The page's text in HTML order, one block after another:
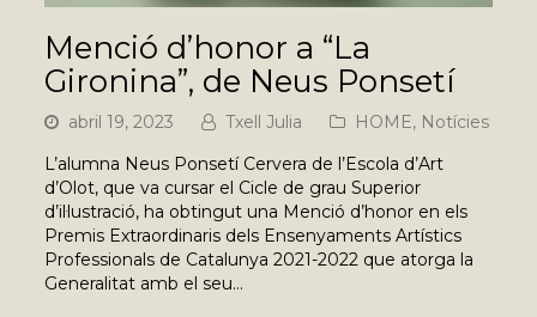
Menció d’honor a “La
Gironina”, de Neus Ponsetí
abril 19, 2023 Txell Julia HOME, Notícies
L’alumna Neus Ponsetí Cervera de l’Escola d’Art
d’Olot, que va cursar el Cicle de grau Superior
d’il·lustració, ha obtingut una Menció d’honor en els
Premis Extraordinaris dels Ensenyaments Artístics
Professionals de Catalunya 2021-2022 que atorga la
Generalitat amb el seu…